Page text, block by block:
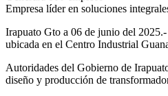
Empresa líder en soluciones
Irapuato Gto a 06 de junio del
ubicada en el Centro Industrial
Autoridades del Gobierno de
diseño y producción de